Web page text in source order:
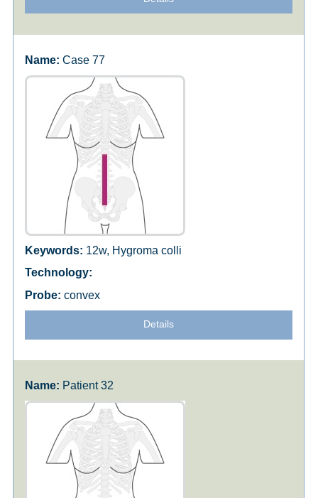
Case 77
12w, Hygroma colli
convex
Details
Patient 32